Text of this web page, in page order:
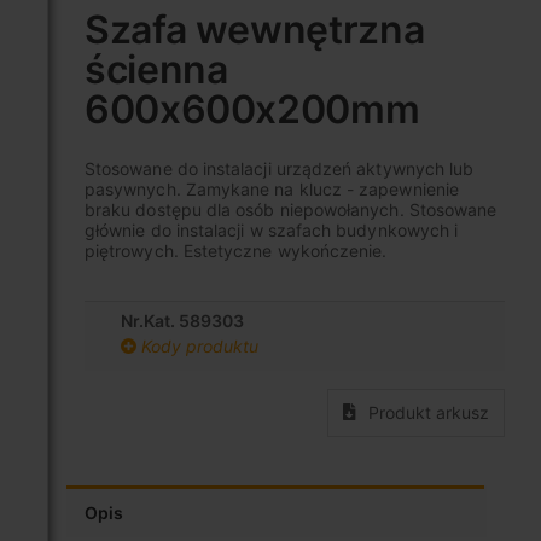
Szafa wewnętrzna
ścienna
600x600x200mm
Stosowane do instalacji urządzeń aktywnych lub
pasywnych. Zamykane na klucz - zapewnienie
braku dostępu dla osób niepowołanych. Stosowane
głównie do instalacji w szafach budynkowych i
piętrowych. Estetyczne wykończenie.
Nr.Kat. 589303
Kody produktu
Produkt arkusz
początek
galerii
Opis